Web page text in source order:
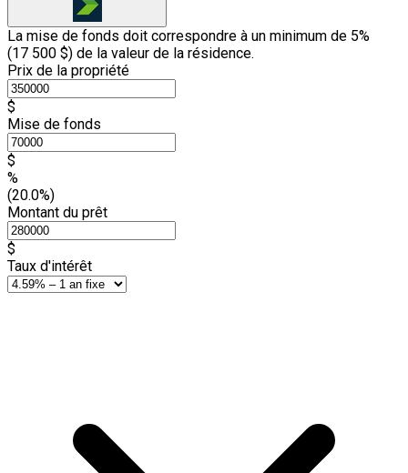
La mise de fonds doit correspondre à un minimum de 5%
(17 500 $) de la valeur de la résidence.
Prix de la propriété
$
Mise de fonds
$
%
(20.0%)
Montant du prêt
$
Taux d'intérêt